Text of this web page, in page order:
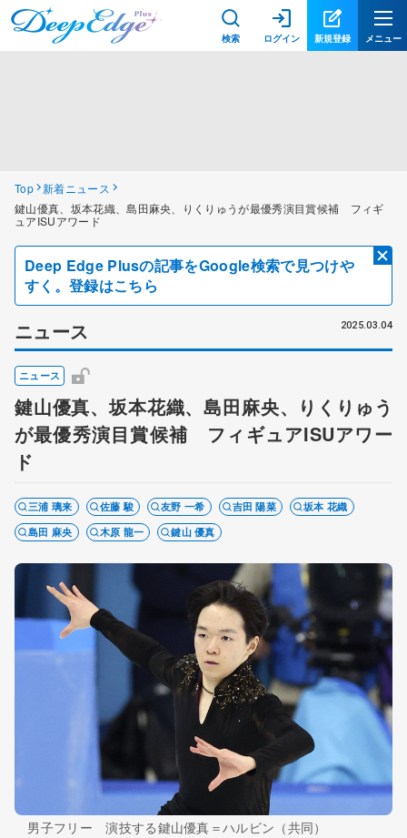
検索 ログイン 新規登録 メニュー
Top 新着ニュース
鍵山優真、坂本花織、島田麻央、りくりゅうが最優秀演目賞候補 フィギ
ュアISUアワード
Deep Edge Plusの記事をGoogle検索で見つけや
すく。登録はこちら
ニュース 2025.03.04
ニュース
鍵山優真、坂本花織、島田麻央、りくりゅう
が最優秀演目賞候補 フィギュアISUアワー
ド
三浦 璃来 佐藤 駿 友野 一希 吉田 陽菜
坂本 花織
島田 麻央
木原 龍一 鍵山 優真
男子フリー 演技する鍵山優真＝ハルビン（共同）